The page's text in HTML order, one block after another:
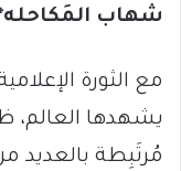
شهاب المَكا
مع الثورة
يشهدها العالم،
مُرتَبِطة بالعديد